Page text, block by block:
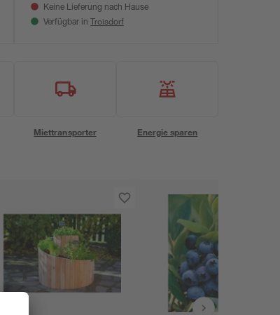
Keine Lieferung nach Hause
Verfügbar in Troisdorf
Miettransporter Energie sparen